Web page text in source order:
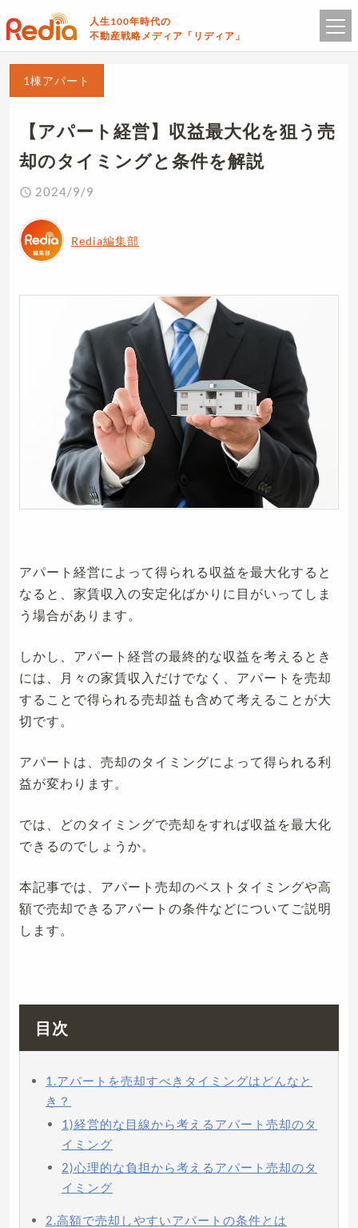
人生100年時代の
不動産戦略メディア「リディア」
1棟アパート
【アパート経営】収益最大化を狙う売
却のタイミングと条件を解説
2024/9/9
Redia編集部
アパート経営によって得られる収益を最大化すると
なると、家賃収入の安定化ばかりに目がいってしま
う場合があります。
しかし、アパート経営の最終的な収益を考えるとき
には、月々の家賃収入だけでなく、アパートを売却
することで得られる売却益も含めて考えることが大
切です。
アパートは、売却のタイミングによって得られる利
益が変わります。
では、どのタイミングで売却をすれば収益を最大化
できるのでしょうか。
本記事では、アパート売却のベストタイミングや高
額で売却できるアパートの条件などについてご説明
します。
目次
1.アパートを売却すべきタイミングはどんなと
き？
1)経営的な目線から考えるアパート売却のタ
イミング
2)心理的な負担から考えるアパート売却のタ
イミング
2.高額で売却しやすいアパートの条件とは